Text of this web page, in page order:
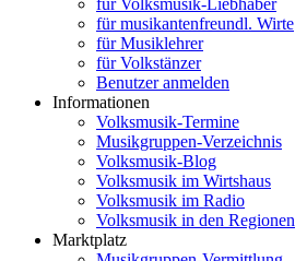
für Volksmusik-Liebhaber
für musikantenfreundl. Wirte
für Musiklehrer
für Volkstänzer
Benutzer anmelden
Informationen
Volksmusik-Termine
Musikgruppen-Verzeichnis
Volksmusik-Blog
Volksmusik im Wirtshaus
Volksmusik im Radio
Volksmusik in den Regionen
Marktplatz